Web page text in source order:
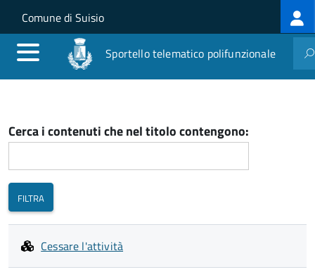
Salta al contenuto principale
Skip to site navigation
Comune di Suisio
Sportello telematico polifunzionale
Cerca i contenuti che nel titolo contengono:
Cessare l'attività